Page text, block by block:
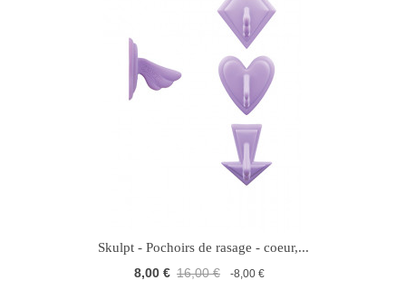
Skulpt - Pochoirs de rasage - coeur,...
8,00 € 16,00 € -8,00 €